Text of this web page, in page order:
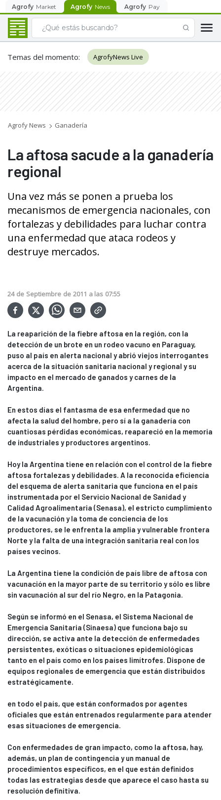
Agrofy Market Agrofy News Agrofy Pay
Temas del momento: AgrofyNews Live
Agrofy News Ganadería
La aftosa sacude a la ganadería
regional
Una vez más se ponen a prueba los
mecanismos de emergencia nacionales, con
fortalezas y debilidades para luchar contra
una enfermedad que ataca rodeos y
destruye mercados.
24 de Septiembre de 2011 a las 07:55
La reaparición de la fiebre aftosa en la región, con la
detección de un brote en un rodeo vacuno en Paraguay,
puso al país en alerta nacional y abrió viejos interrogantes
acerca de la situación sanitaria nacional y regional y su
impacto en el mercado de ganados y carnes de la
Argentina.
En estos días el fantasma de esa enfermedad que no
afecta la salud del hombre, pero sí a la ganadería con
cuantiosas pérdidas económicas, reapareció en la memoria
de industriales y productores argentinos.
Hoy la Argentina tiene en relación con el control de la fiebre
aftosa fortalezas y debilidades. A la reconocida eficiencia
del esquema de alerta sanitaria que funciona en el país
instrumentada por el Servicio Nacional de Sanidad y
Calidad Agroalimentaria (Senasa), el estricto cumplimiento
de la vacunación y la toma de conciencia de los
productores, se le enfrenta la amplia y vulnerable frontera
Norte y la falta de una integración sanitaria real con los
países vecinos.
La Argentina tiene la condición de país libre de aftosa con
vacunación en la mayor parte de su territorio y sólo es libre
sin vacunación al sur del río Negro, en la Patagonia.
Según se informó en el Senasa, el Sistema Nacional de
Emergencia Sanitaria (Sinaesa) que funciona bajo su
dirección, se activa ante la detección de enfermedades
persistentes, exóticas o situaciones epidemiológicas
tanto en el país como en los países limítrofes. Dispone de
equipos regionales de emergencia que están distribuidos
estratégicamente.
en todo el país, que están conformados por agentes
oficiales que están entrenados regularmente para atender
esas situaciones de emergencia.
Con enfermedades de gran impacto, como la aftosa, hay,
además, un plan de contingencia y un manual de
procedimientos específicos, en el que están definidos
todas las estrategias desde que aparece el caso hasta su
resolución definitiva.